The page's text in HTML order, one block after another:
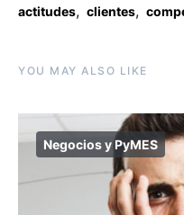
actitudes, clientes,
YOU MAY ALSO LIKE
Negocios y PyMES